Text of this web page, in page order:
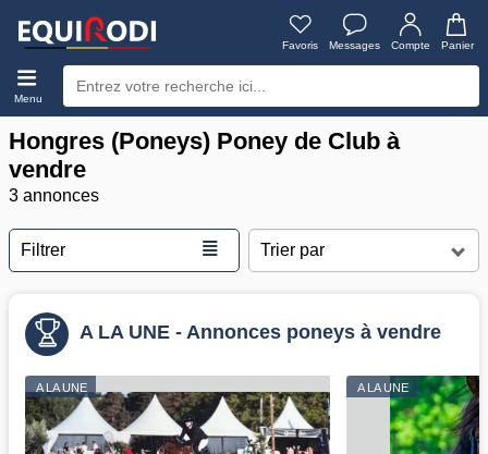
Favoris Messages Compte Panier
Menu
Hongres (Poneys) Poney de Club à
vendre
3 annonces
Filtrer ≣
A LA UNE - Annonces poneys à vendre
A LA UNE A LA UNE